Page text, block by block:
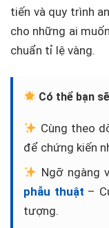
tiến và quy trình
cho những ai
chuẩn tỉ lệ vàng.
Có thể bạn
Cùng theo
để chứng kiến
Ngỡ ngàng
phẫu thuật –
tượng.